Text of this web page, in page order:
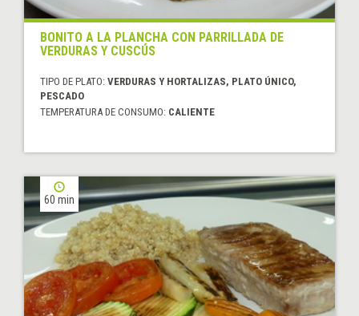
BONITO A LA PLANCHA CON PARRILLADA DE
VERDURAS Y CUSCÚS
TIPO DE PLATO: VERDURAS Y HORTALIZAS, PLATO ÚNICO,
PESCADO
TEMPERATURA DE CONSUMO: CALIENTE
60 min